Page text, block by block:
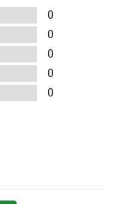
0
0
0
0
0